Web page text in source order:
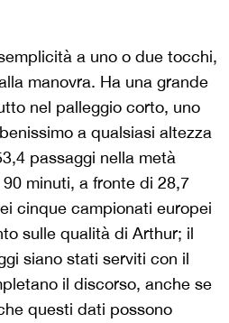
a uno o due tocchi,
manovra. Ha una grande
nel palleggio corto, uno
a qualsiasi altezza
passaggi nella metà
minuti, a fronte di 28,7
cinque campionati europei
sulle qualità di Arthur; il
siano stati serviti con il
il discorso, anche se
questi dati possono